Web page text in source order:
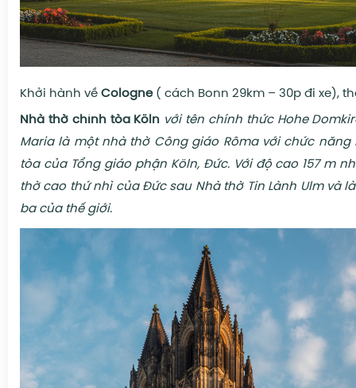
Khởi hành về Cologne( cách Bonn 29km – 30p đi xe),
Nhà thờ chính tòa Köln với tên chính thức Hohe
Maria là một nhà thờ Công giáo Rôma với chức
tòa của Tổng giáo phận Köln, Đức. Với độ cao 157 m
thờ cao thứ nhì của Đức sau Nhà thờ Tin Lành Ulm và
ba của thế giới.